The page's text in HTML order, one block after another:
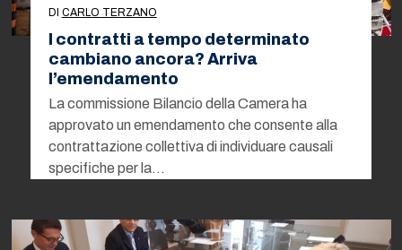
DI CARLO TERZANO
I contratti a tempo determinato
cambiano ancora? Arriva
l’emendamento
La commissione Bilancio della Camera ha
approvato un emendamento che consente alla
contrattazione collettiva di individuare causali
specifiche per la…